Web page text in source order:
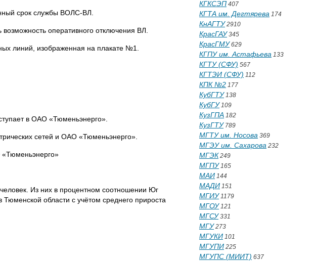
срок службы ВОЛС-ВЛ.
оперативного отключения ВЛ.
линий, изображенная на плакате №1.
в ОАО «Тюменьэнерго».
сетей и ОАО «Тюменьэнерго».
«Тюменьэнерго»
Из них в процентном соотношении Юг
области с учётом среднего прироста
КГКСЭП 407
КГТА им. Дегтярева 174
КнАГТУ2910
КрасГАУ345
КрасГМУ629
КГПУ им. Астафьева 133
КГТУ (СФУ) 567
КГТЭИ (СФУ) 112
КПК №2 177
КубГТУ138
КубГУ109
КузГПА 182
КузГТУ789
МГТУ им. Носова 369
МГЭУ им. Сахарова 232
МГЭК 249
МГПУ165
МАИ 144
МАДИ 151
МГИУ1179
МГОУ121
МГСУ331
МГУ273
МГУКИ 101
МГУПИ 225
МГУПС (МИИТ) 637